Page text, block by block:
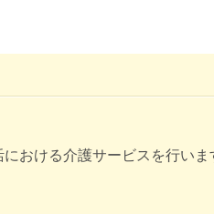
おける介護サービスを行いま